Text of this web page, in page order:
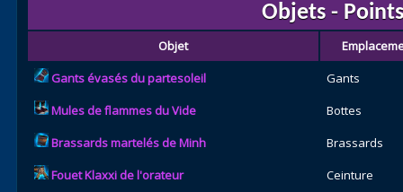
Objets -
Objet
Gants évasés du partesoleil
Gants
Mules de flammes du Vide
Bottes
Brassards martelés de Minh
Brassards
Fouet Klaxxi de l'orateur
Ceinture